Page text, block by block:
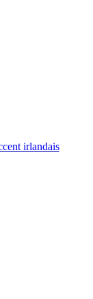
irlandais